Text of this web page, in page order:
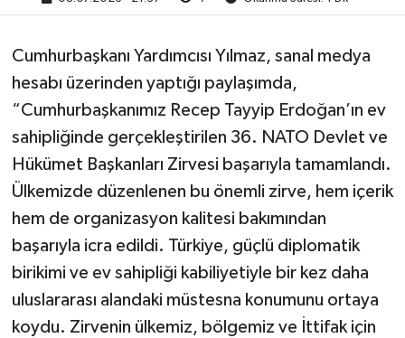
Cumhurbaşkanı Yardımcısı Yılmaz, sanal medya
hesabı üzerinden yaptığı paylaşımda,
“Cumhurbaşkanımız Recep Tayyip Erdoğan’ın ev
sahipliğinde gerçekleştirilen 36. NATO Devlet ve
Hükümet Başkanları Zirvesi başarıyla tamamlandı.
Ülkemizde düzenlenen bu önemli zirve, hem içerik
hem de organizasyon kalitesi bakımından
başarıyla icra edildi. Türkiye, güçlü diplomatik
birikimi ve ev sahipliği kabiliyetiyle bir kez daha
uluslararası alandaki müstesna konumunu ortaya
koydu. Zirvenin ülkemiz, bölgemiz ve İttifak için